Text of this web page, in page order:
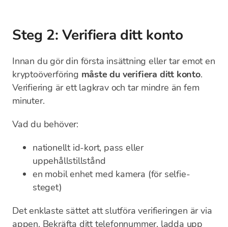
Steg 2: Verifiera ditt konto
Innan du gör din första insättning eller tar emot en
kryptoöverföring måste du verifiera ditt konto.
Verifiering är ett lagkrav och tar mindre än fem
minuter.
Vad du behöver:
nationellt id-kort, pass eller
uppehållstillstånd
en mobil enhet med kamera (för selfie-
steget)
Det enklaste sättet att slutföra verifieringen är via
appen. Bekräfta ditt telefonnummer, ladda upp